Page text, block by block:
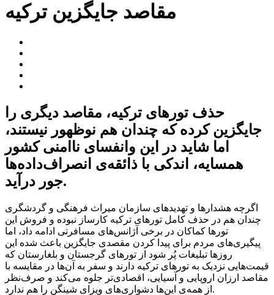
مقاصد جایگزین ترکیه
حذف تورهای ترکیه، مقاصد دیگری را
جایگزین کرده که چندان هم نوظهور نیستند،
اما شاید در این وانفسای ناامنی کشور
همسایه، اندکی با ذائقه‌ی انصراف‌داده‌ها
جور درآید.
اگرچه هشدارها و تهدیدهای سازمان میراث فرهنگی و گردشگری
چندان هم در حذف کامل تورهای ترکیه کارساز نبوده و فروش این
تورها کماکان در برخی آژانس‌های مسافرتی ادامه داد، اما
پیگیری‌های مردم برای پیدا کردن مقصدی جایگزین باعث شده این
روزها تبلیغات پُر شود از تورهای گرجستان و بلغارستان که
قیمت‌هایی نزدیک به تورهای ترکیه دارند و سفر به آن‌ها در مقایسه با
مقاصد ارزان اروپایی و آسیایی، اقصادی‌تر جلوه می‌کند و صرف‌نظر
از همه‌ی این‌ها دشواری‌های ویزای شینگن را هم ندارد.